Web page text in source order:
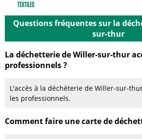
Questions fréquentes sur la
sur-thur
La déchetterie de Willer-sur-thur
professionnels ?
L'accès à la déchèterie de Willer-sur-
les professionnels.
Comment faire une carte de